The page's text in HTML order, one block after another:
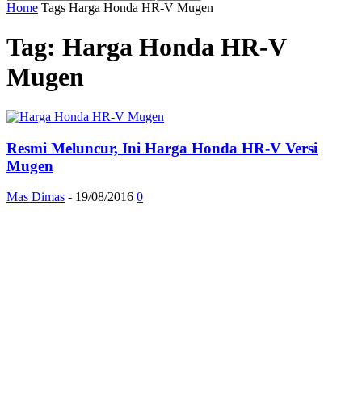
Home Tags Harga Honda HR-V Mugen
Tag: Harga Honda HR-V
Mugen
Resmi Meluncur, Ini Harga Honda HR-V Versi
Mugen
Mas Dimas - 19/08/2016 0